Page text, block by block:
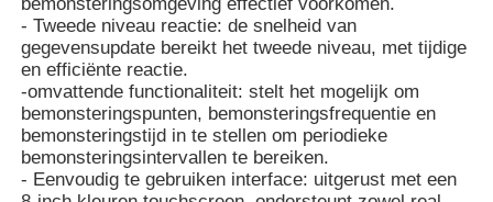
Glasvezelthermometer
Infrarood emissiviteitsdetector
- Tweede niveau reactie: de snelheid van
gegevensupdate bereikt het tweede niveau, met tijdige
en efficiënte reactie.
-omvattende functionaliteit: stelt het mogelijk om
bemonsteringspunten, bemonsteringsfrequentie en
bemonsteringstijd in te stellen om periodieke
bemonsteringsintervallen te bereiken.
- Eenvoudig te gebruiken interface: uitgerust met een